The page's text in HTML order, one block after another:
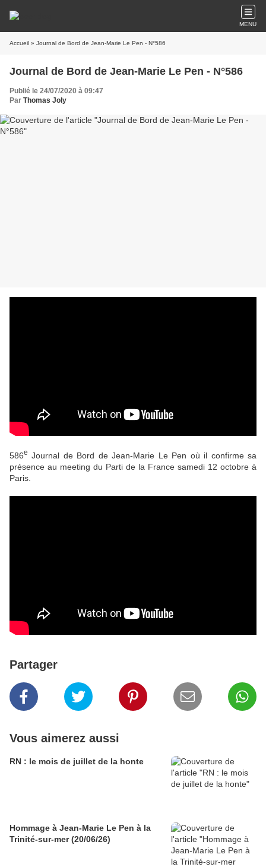
MENU
Accueil » Journal de Bord de Jean-Marie Le Pen - N°586
Journal de Bord de Jean-Marie Le Pen - N°586
Publié le 24/07/2020 à 09:47
Par Thomas Joly
586e Journal de Bord de Jean-Marie Le Pen où il confirme sa
présence au meeting du Parti de la France samedi 12 octobre à
Paris.
Partager
Vous aimerez aussi
RN : le mois de juillet de la honte
Hommage à Jean-Marie Le Pen à la
Trinité-sur-mer (20/06/26)